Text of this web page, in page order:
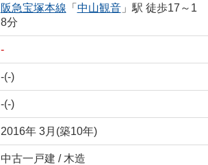
阪急宝塚本線 「 中山観音」駅 徒歩17～1
8分
-
-(-)
-(-)
2016年 3月(築10年)
中古一戸建 / 木造